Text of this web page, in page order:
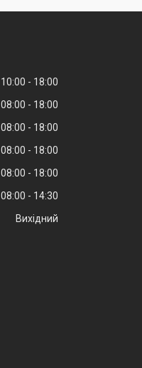
10:00
18:00
08:00
18:00
08:00
18:00
08:00
18:00
08:00
18:00
08:00
14:30
Вихідний